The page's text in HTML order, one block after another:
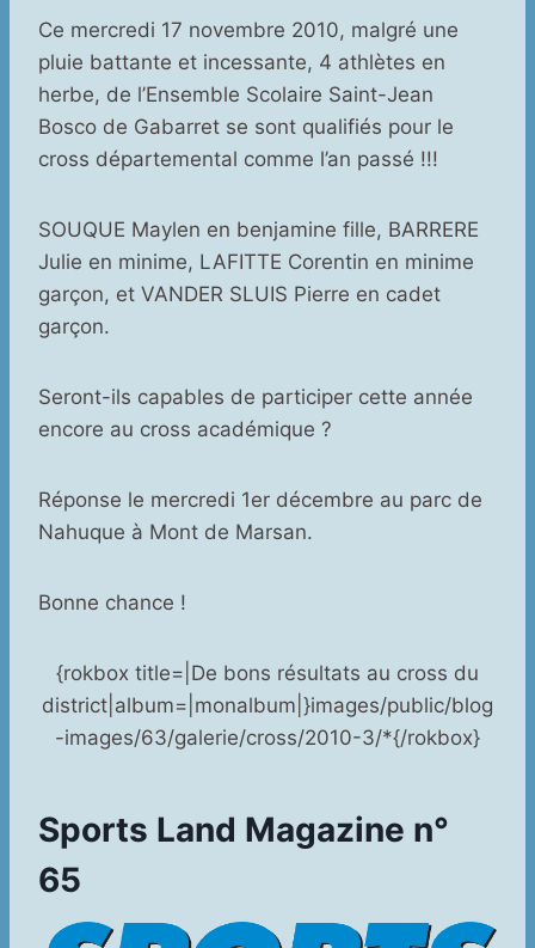
Ce mercredi 17 novembre 2010, malgré une
pluie battante et incessante, 4 athlètes en
herbe, de l’Ensemble Scolaire Saint-Jean
Bosco de Gabarret se sont qualifiés pour le
cross départemental comme l’an passé !!!
SOUQUE Maylen en benjamine fille, BARRERE
Julie en minime, LAFITTE Corentin en minime
garçon, et VANDER SLUIS Pierre en cadet
garçon.
Seront-ils capables de participer cette année
encore au cross académique ?
Réponse le mercredi 1er décembre au parc de
Nahuque à Mont de Marsan.
Bonne chance !
{rokbox title=|De bons résultats au cross du
district|album=|monalbum|}images/public/blog
-images/63/galerie/cross/2010-3/*{/rokbox}
Sports Land Magazine n°
65